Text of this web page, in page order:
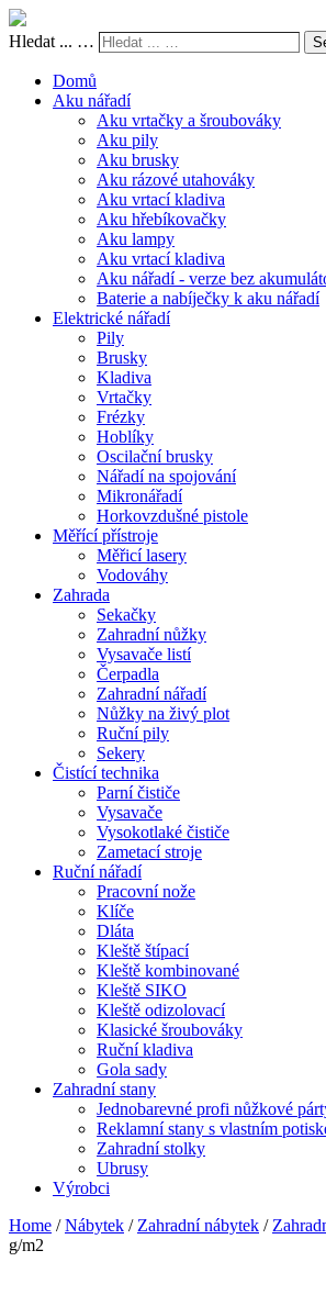
Hledat ... …
Domů
Aku nářadí
Aku vrtačky a šroubováky
Aku pily
Aku brusky
Aku rázové utahováky
Aku vrtací kladiva
Aku hřebíkovačky
Aku lampy
Aku vrtací kladiva
Aku nářadí - verze bez
Baterie a nabíječky k aku nářadí
Elektrické nářadí
Pily
Brusky
Kladiva
Vrtačky
Frézky
Hoblíky
Oscilační brusky
Nářadí na spojování
Mikronářadí
Horkovzdušné pistole
Měřící přístroje
Měřicí lasery
Vodováhy
Zahrada
Sekačky
Zahradní nůžky
Vysavače listí
Čerpadla
Zahradní nářadí
Nůžky na živý plot
Ruční pily
Sekery
Čistící technika
Parní čističe
Vysavače
Vysokotlaké čističe
Zametací stroje
Ruční nářadí
Pracovní nože
Klíče
Dláta
Kleště štípací
Kleště kombinované
Kleště SIKO
Kleště odizolovací
Klasické šroubováky
Ruční kladiva
Gola sady
Zahradní stany
Jednobarevné profi nůžkové
Reklamní stany s vlastním
Zahradní stolky
Ubrusy
Výrobci
Home /Nábytek / Zahradní nábytek /
g/m2